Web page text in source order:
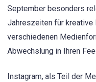
September besonders
Jahreszeiten für kreative
verschiedenen
Abwechslung in Ihren
Instagram, als Teil der